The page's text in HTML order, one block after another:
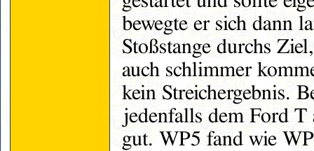
bewegte er sich dann
Stoßstange durchs
auch schlimmer
kein Streichergebnis.
jedenfalls dem Ford T
gut. WP5 fand wie